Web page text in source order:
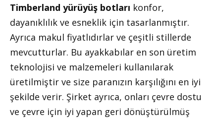
Timberland yürüyüş botları konfor,
dayanıklılık ve esneklik için tasarlanmıştır.
Ayrıca makul fiyatlıdırlar ve çeşitli stillerde
mevcutturlar. Bu ayakkabılar en son üretim
teknolojisi ve malzemeleri kullanılarak
üretilmiştir ve size paranızın karşılığını en iyi
şekilde verir. Şirket ayrıca, onları çevre dostu
ve çevre için iyi yapan geri dönüştürülmüş